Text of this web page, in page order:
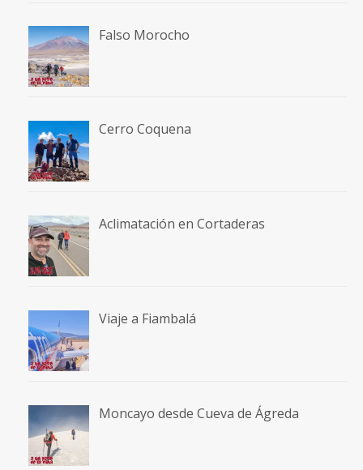
Falso Morocho
Cerro Coquena
Aclimatación en Cortaderas
Viaje a Fiambalá
Moncayo desde Cueva de Ágreda